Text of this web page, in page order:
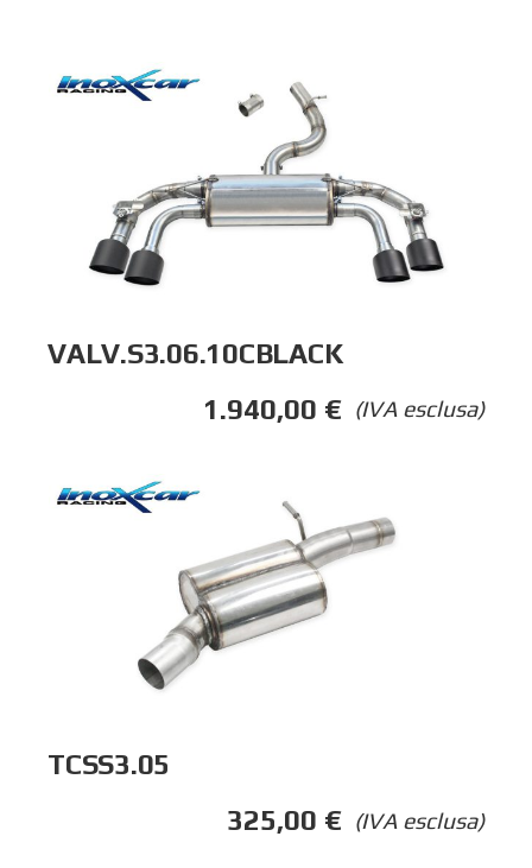
VALV.S3.06.10CBLACK
(IVA esclusa)
1.940,00 €
TCSS3.05
(IVA esclusa)
325,00 €